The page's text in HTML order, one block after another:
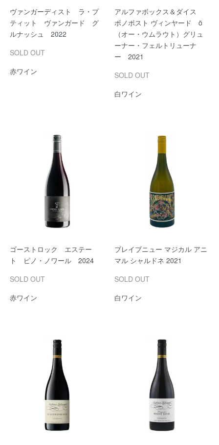
ヴァンガーディスト ラ・プ
ティット ヴァンガード グ
ルナッシュ 2022
SOLD OUT
赤ワイン
アルファボックス＆ダイス
ボノポスト ヴィンヤード ö
（オー・ウムラウト）グリュ
ーナー・フェルトリューナ
ー 2021
SOLD OUT
白ワイン
ゴーストロック エステー
ト ピノ・ノワール 2024
SOLD OUT
赤ワイン
ブレイブニュー マジカル アニ
マル シャルドネ 2021
SOLD OUT
白ワイン